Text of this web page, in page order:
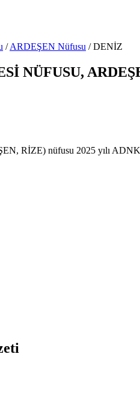
/ ARDEŞEN Nüfusu /DENİZ
NÜFUSU,
RİZE) nüfusu 2025 yılı